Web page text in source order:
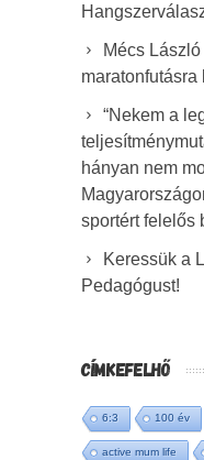
Mécs
maratonfutásra
“Nekem a
hányan nem
sportért felelős
Keressük a
Pedagógust!
CÍMKEFELHŐ
6:3 100 év
active mum life